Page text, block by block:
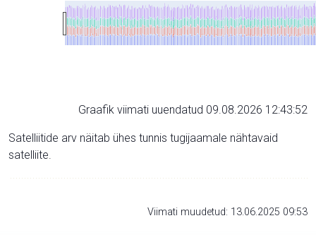
Graafik viimati uuendatud 09.08.2026 12:43:52
Satelliitide arv näitab ühes tunnis tugijaamale nähtavaid
satelliite.
Viimati muudetud: 13.06.2025 09:53